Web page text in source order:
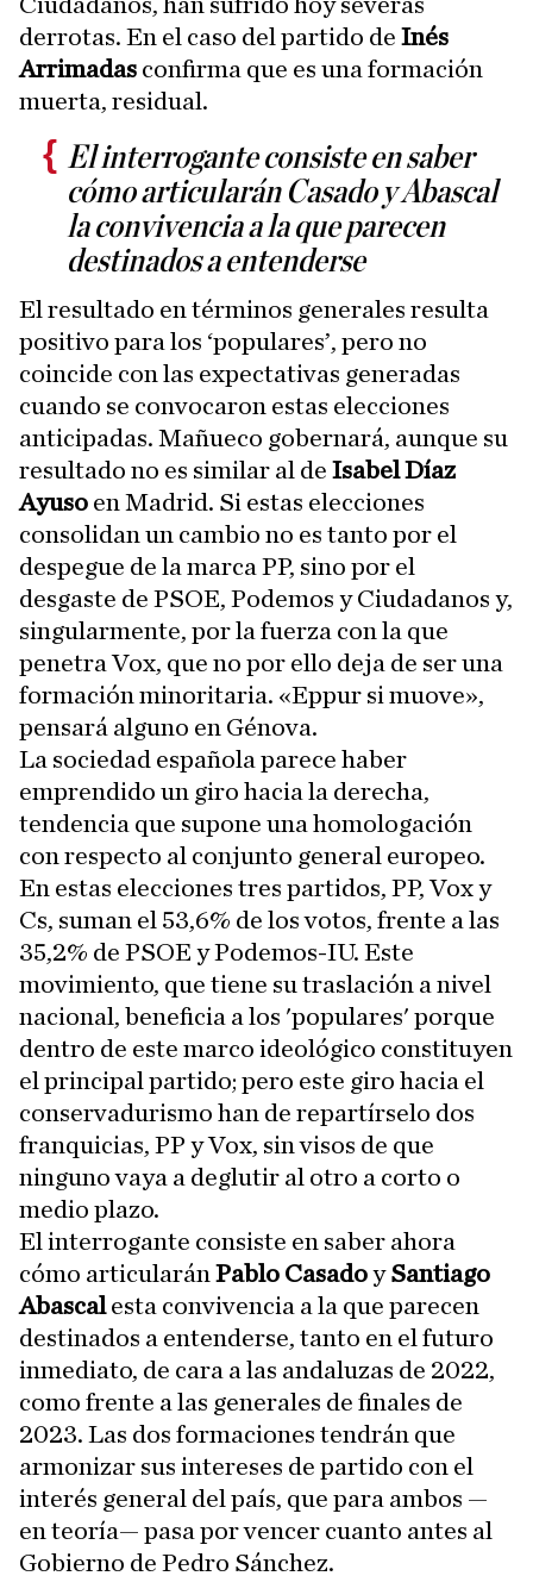
derrotas. En el caso del partido de Inés
Arrimadas confirma que es una formación
muerta, residual.
El interrogante consiste en saber
cómo articularán Casado y Abascal
la convivencia a la que parecen
destinados a entenderse
El resultado en términos generales resulta
positivo para los ‘populares’, pero no
coincide con las expectativas generadas
cuando se convocaron estas elecciones
anticipadas. Mañueco gobernará, aunque su
resultado no es similar al de Isabel Díaz
Ayuso en Madrid. Si estas elecciones
consolidan un cambio no es tanto por el
despegue de la marca PP, sino por el
desgaste de PSOE, Podemos y Ciudadanos y,
singularmente, por la fuerza con la que
penetra Vox, que no por ello deja de ser una
formación minoritaria. «Eppur si muove»,
pensará alguno en Génova.
La sociedad española parece haber
emprendido un giro hacia la derecha,
tendencia que supone una homologación
con respecto al conjunto general europeo.
En estas elecciones tres partidos, PP, Vox y
Cs, suman el 53,6% de los votos, frente a las
35,2% de PSOE y Podemos-IU. Este
movimiento, que tiene su traslación a nivel
nacional, beneficia a los 'populares' porque
dentro de este marco ideológico constituyen
el principal partido; pero este giro hacia el
conservadurismo han de repartírselo dos
franquicias, PP y Vox, sin visos de que
ninguno vaya a deglutir al otro a corto o
medio plazo.
El interrogante consiste en saber ahora
cómo articularán Pablo CasadoySantiago
Abascalesta convivencia a la que parecen
destinados a entenderse, tanto en el futuro
inmediato, de cara a las andaluzas de 2022,
como frente a las generales de finales de
2023. Las dos formaciones tendrán que
armonizar sus intereses de partido con el
interés general del país, que para ambos —
en teoría— pasa por vencer cuanto antes al
Gobierno de Pedro Sánchez.